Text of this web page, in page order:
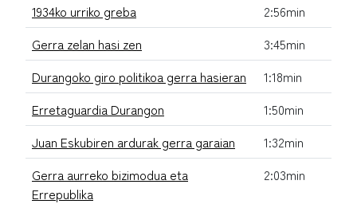
1934ko urriko greba
2:56min
Gerra zelan hasi zen
3:45min
Durangoko giro politikoa gerra hasieran
1:18min
Erretaguardia Durangon
1:50min
Juan Eskubiren ardurak gerra garaian
1:32min
Gerra aurreko bizimodua eta
Errepublika
2:03min